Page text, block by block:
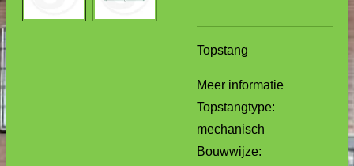
Topstang
Meer informatie
Topstangtype:
mechanisch
Bouwwijze: